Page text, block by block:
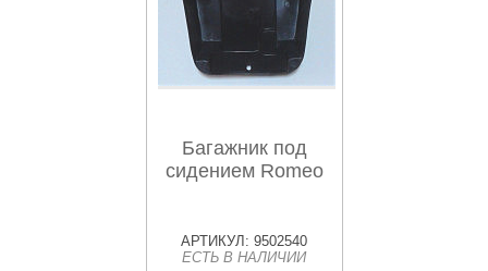
Багажник под
сидением Romeo
АРТИКУЛ: 9502540
ЕСТЬ В НАЛИЧИИ